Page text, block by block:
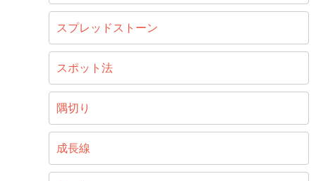
スプレッドストーン
スポット法
隅切り
成長線